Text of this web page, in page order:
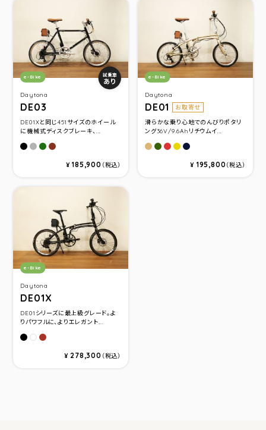
Daytona
DE03
カテゴリ：
e-Bike 試乗車
あり
DE01Xと同じ451サイズのホイール
に機械式ディスクブレーキ、...
ブラックメタリック
ダークグレーメタリック
ダークグリーンメタリック
ディープレッド
¥185,900 （税込）
Daytona
DE01 お取寄せ
カテゴリ：
e-Bike
滑らかな乗り心地でのんびりポタリ
ング36V/9.6Ahリチウムイ...
シャンパンゴールド
ダ－クグリ－ンメタリック
レッド
イエロ－
ネイビーブルー
¥ 195,800（税込）
Daytona
DE01X
カテゴリ：
e-Bike
DE01シリーズに最上級グレード。よ
りパワフルに、よりエレガント...
マットブラック
パールホワイト
ディープレッド
¥ 278,300 （税込）